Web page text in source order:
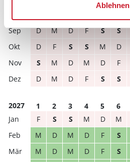
Ablehnen
D
M D F S S
D
F S S M D
S
M D M D F
D
M D F S S
2027 1 2 3 4 5 6
F
S S M D M
M
D M D F S
M
D M D F S